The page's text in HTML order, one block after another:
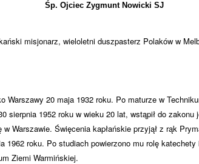
Śp. Ojciec Zygmunt Nowicki SJ
misjonarz, wieloletni duszpasterz Polaków w
Warszawy 20 maja 1932 roku. Po maturze w
sierpnia 1952 roku w wieku 20 lat, wstąpił do
Warszawie. Święcenia kapłańskie przyjął z rąk
1962 roku. Po studiach powierzono mu rolę
Ziemi Warmińskiej.